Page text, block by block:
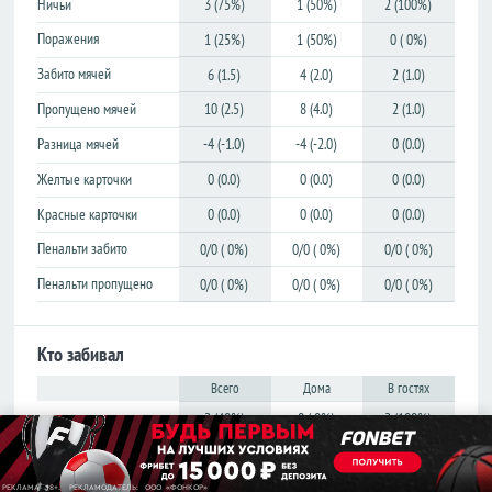
Лига
конференций
Товарищеские
Кубок
Либертадорес
Лига наций
КОНКАКАФ
Лига
чемпионов
Азии
Англия
Премьер-
лига
Первая
лига
Вторая
Поражения
1 (25%) 1 (50%)
0 ( 0%)
Забито мячей
6 (1.5) 4 (2.0)
2 (1.0)
Пропущено мячей
10 (2.5) 8 (4.0)
2 (1.0)
Разница мячей
-4 (-1.0) -4 (-2.0)
0 (0.0)
Желтые карточки
0 (0.0) 0 (0.0)
0 (0.0)
Красные карточки
0 (0.0) 0 (0.0)
0 (0.0)
Пенальти забито
0/0 ( 0%) 0/0 ( 0%)
0/0 ( 0%)
Пенальти пропущено
0/0 ( 0%) 0/0 ( 0%) 0/0 ( 0%)
Кто забивал
Всего Дома В гостях
2 (40%) 0 ( 0%)
2 (100%)
Prudnikov N.
1 (20%) 1 (33%)
0 ( 0%)
Лига
конференций
Товарищеские
Кубок
Либертадорес
Лига наций
КОНКАКАФ
Лига
чемпионов
Азии
Англия
Премьер-
лига
Первая
лига
Вторая